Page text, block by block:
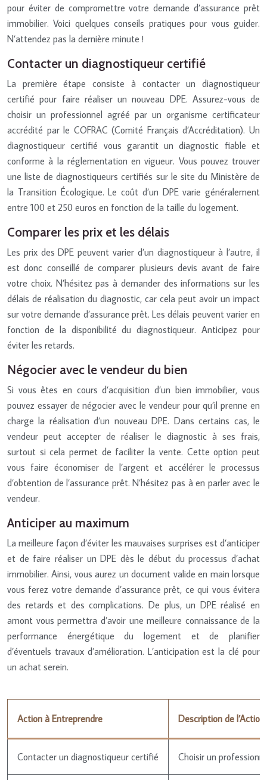
pour éviter de compromettre votre demande d’assurance prêt
immobilier. Voici quelques conseils pratiques pour vous guider.
N’attendez pas la dernière minute !
Contacter un diagnostiqueur certifié
La première étape consiste à contacter un diagnostiqueur
certifié pour faire réaliser un nouveau DPE. Assurez-vous de
choisir un professionnel agréé par un organisme certificateur
accrédité par le COFRAC (Comité Français d’Accréditation). Un
diagnostiqueur certifié vous garantit un diagnostic fiable et
conforme à la réglementation en vigueur. Vous pouvez trouver
une liste de diagnostiqueurs certifiés sur le site du Ministère de
la Transition Écologique. Le coût d’un DPE varie généralement
entre 100 et 250 euros en fonction de la taille du logement.
Comparer les prix et les délais
Les prix des DPE peuvent varier d’un diagnostiqueur à l’autre, il
est donc conseillé de comparer plusieurs devis avant de faire
votre choix. N’hésitez pas à demander des informations sur les
délais de réalisation du diagnostic, car cela peut avoir un impact
sur votre demande d’assurance prêt. Les délais peuvent varier en
fonction de la disponibilité du diagnostiqueur. Anticipez pour
éviter les retards.
Négocier avec le vendeur du bien
Si vous êtes en cours d’acquisition d’un bien immobilier, vous
pouvez essayer de négocier avec le vendeur pour qu’il prenne en
charge la réalisation d’un nouveau DPE. Dans certains cas, le
vendeur peut accepter de réaliser le diagnostic à ses frais,
surtout si cela permet de faciliter la vente. Cette option peut
vous faire économiser de l’argent et accélérer le processus
d’obtention de l’assurance prêt. N’hésitez pas à en parler avec le
vendeur.
Anticiper au maximum
La meilleure façon d’éviter les mauvaises surprises est d’anticiper
et de faire réaliser un DPE dès le début du processus d’achat
immobilier. Ainsi, vous aurez un document valide en main lorsque
vous ferez votre demande d’assurance prêt, ce qui vous évitera
des retards et des complications. De plus, un DPE réalisé en
amont vous permettra d’avoir une meilleure connaissance de la
performance énergétique du logement et de planifier
d’éventuels travaux d’amélioration. L’anticipation est la clé pour
un achat serein.
Action à Entreprendre Description de l’Action
Contacter un diagnostiqueur certifié Choisir un